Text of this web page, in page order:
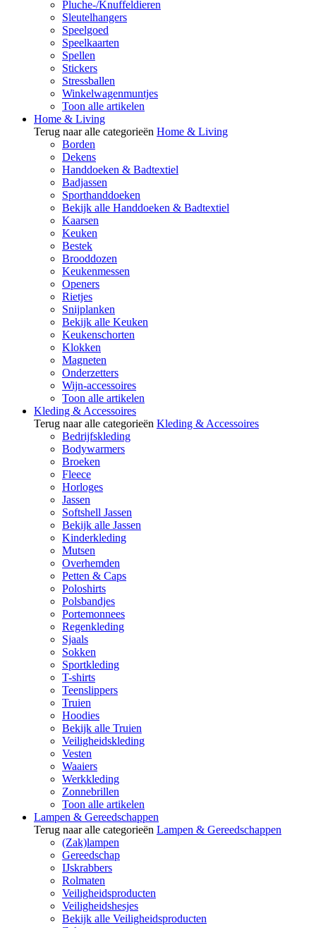
Pluche-/Knuffeldieren
Sleutelhangers
Speelgoed
Speelkaarten
Spellen
Stickers
Stressballen
Winkelwagenmuntjes
Toon alle artikelen
Home & Living
Terug naar alle categorieën Home & Living
Borden
Dekens
Handdoeken & Badtextiel
Badjassen
Sporthanddoeken
Bekijk alle Handdoeken & Badtextiel
Kaarsen
Keuken
Bestek
Brooddozen
Keukenmessen
Openers
Rietjes
Snijplanken
Bekijk alle Keuken
Keukenschorten
Klokken
Magneten
Onderzetters
Wijn-accessoires
Toon alle artikelen
Kleding & Accessoires
Terug naar alle categorieën Kleding & Accessoires
Bedrijfskleding
Bodywarmers
Broeken
Fleece
Horloges
Jassen
Softshell Jassen
Bekijk alle Jassen
Kinderkleding
Mutsen
Overhemden
Petten & Caps
Poloshirts
Polsbandjes
Portemonnees
Regenkleding
Sjaals
Sokken
Sportkleding
T-shirts
Teenslippers
Truien
Hoodies
Bekijk alle Truien
Veiligheidskleding
Vesten
Waaiers
Werkkleding
Zonnebrillen
Toon alle artikelen
Lampen & Gereedschappen
Terug naar alle categorieën Lampen & Gereedschappen
(Zak)lampen
Gereedschap
IJskrabbers
Rolmaten
Veiligheidsproducten
Veiligheidshesjes
Bekijk alle Veiligheidsproducten